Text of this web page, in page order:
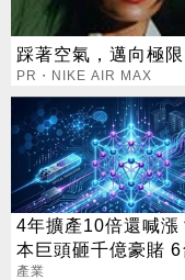
踩著空氣，邁向極
PR・NIKE AIR MAX
4年擴產10倍還喊漲
本巨頭砸千億豪賭 6
已悄悄卡位
產業